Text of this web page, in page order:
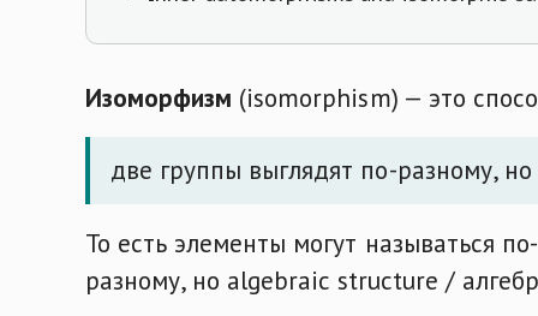
Изоморфизм (isomorphism) — это
две группы выглядят по-разному,
То есть элементы могут называться
разному, но algebraic structure /